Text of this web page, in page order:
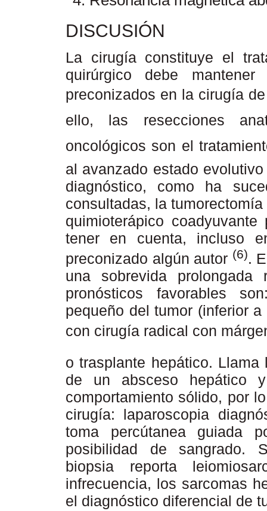
DISCUSIÓN
La cirugía constituye el
quirúrgico debe
preconizados en la cirugía de
ello, las resecciones
oncológicos son el
al avanzado estado
diagnóstico, como ha
consultadas, la
quimioterápico
tener en cuenta, incluso
preconizado algún autor (6).
una sobrevida
pronósticos favorables
pequeño del tumor (inferior
con cirugía radical con
o trasplante hepático.
de un absceso hepático
comportamiento sólido, por
cirugía: laparoscopia
toma percútanea guiada
posibilidad de sangrado.
biopsia reporta
infrecuencia, los sarcomas
el diagnóstico diferencial de